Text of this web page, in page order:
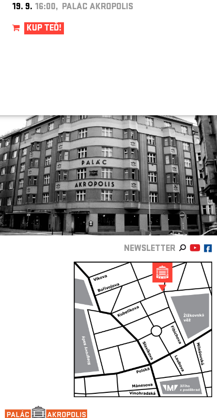
19. 9. 16:00, PALÁC AKROPOLIS
KUP TEĎ!
NEWSLETTER